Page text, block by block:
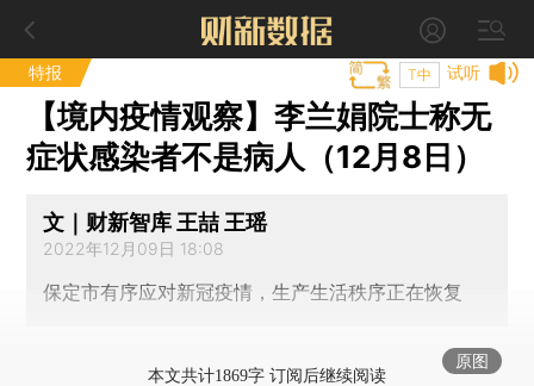
特报 试听
T中
【境内疫情观察】李兰娟院士称无
症状感染者不是病人（12月8日）
文｜财新智库 王喆 王瑶
2022年12月09日 18:08
保定市有序应对新冠疫情，生产生活秩序正在恢复
原图
本文共计1869字 订阅后继续阅读